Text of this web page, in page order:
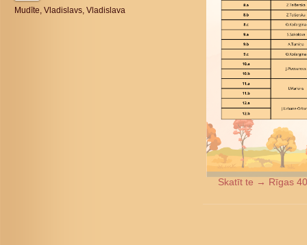
Mudīte, Vladislavs, Vladislava
Skatīt te → Rīgas